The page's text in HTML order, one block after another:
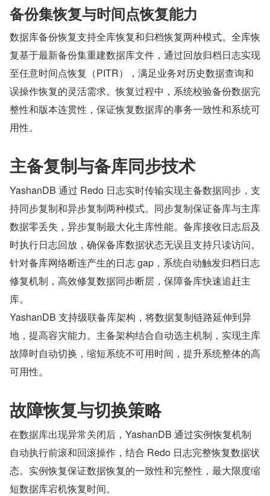
备份集恢复与时间点恢复能力
数据库备份恢复支持全库恢复和归档恢复两种模式。全库恢
复基于最新备份集重建数据库文件，通过回放归档日志实现
至任意时间点恢复（PITR），满足业务对历史数据查询和
误操作恢复的灵活需求。恢复过程中，系统校验备份数据完
整性和版本连贯性，保证恢复数据库的事务一致性和系统可
用性。
主备复制与备库同步技术
YashanDB 通过 Redo 日志实时传输实现主备数据同步，支
持同步复制和异步复制两种模式。同步复制保证备库与主库
数据零丢失，异步复制最大化主库性能。备库接收日志后及
时执行日志回放，确保备库数据状态无误且支持只读访问。
针对备库网络断连产生的日志 gap，系统自动触发归档日志
修复机制，高效修复数据同步断层，保障备库快速追赶主
库。
YashanDB 支持级联备库架构，将数据复制链路延伸到异
地，提高容灾能力。主备架构结合自动选主机制，实现主库
故障时自动切换，缩短系统不可用时间，提升系统整体的高
可用性。
故障恢复与切换策略
在数据库出现异常关闭后，YashanDB 通过实例恢复机制
自动执行前滚和回滚操作，结合 Redo 日志完整恢复数据状
态。实例恢复保证数据恢复的一致性和完整性，最大限度缩
短数据库宕机恢复时间。